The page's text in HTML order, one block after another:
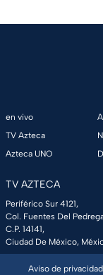
en vivo
TV Azteca
Azteca UNO
TV AZTECA
Periférico Sur 4121,
Col. Fuentes Del
C.P. 14141,
Ciudad De México,
Aviso de privacidad